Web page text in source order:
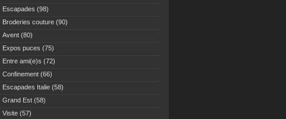
Escapades (98)
Broderies couture (90)
Avent (80)
Expos puces (75)
Entre ami(e)s (72)
Confinement (66)
Escapades Italie (58)
Grand Est (58)
Visite (57)